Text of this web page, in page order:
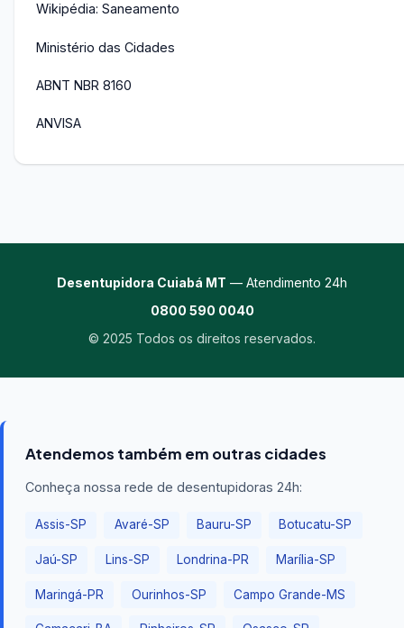
Wikipédia: Saneamento
Ministério das Cidades
ABNT NBR 8160
ANVISA
Desentupidora Cuiabá MT — Atendimento 24h
0800 590 0040
© 2025 Todos os direitos reservados.
Atendemos também em outras cidades
Conheça nossa rede de desentupidoras 24h:
Assis-SP Avaré-SP Bauru-SP Botucatu-SP
Jaú-SP Lins-SP Londrina-PR Marília-SP
Maringá-PR Ourinhos-SP Campo Grande-MS